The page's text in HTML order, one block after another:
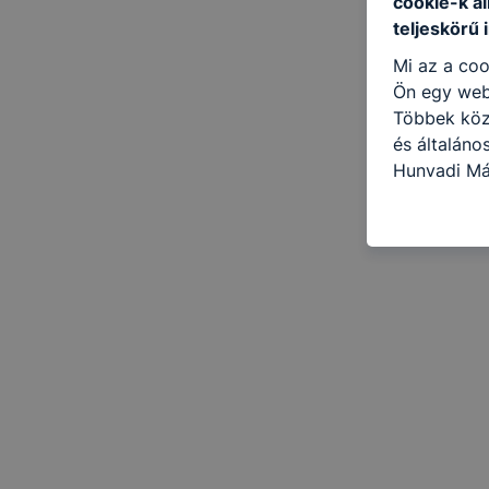
teljeskörű
Mi az a
Ön egy
Többek
és
Hunyadi
cookie-
honlap
hogyan
cookie-
a cookie-
mivel a
lesznek